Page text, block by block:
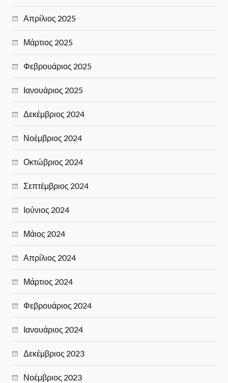
Απρίλιος 2025
Μάρτιος 2025
Φεβρουάριος 2025
Ιανουάριος 2025
Δεκέμβριος 2024
Νοέμβριος 2024
Οκτώβριος 2024
Σεπτέμβριος 2024
Ιούνιος 2024
Μάιος 2024
Απρίλιος 2024
Μάρτιος 2024
Φεβρουάριος 2024
Ιανουάριος 2024
Δεκέμβριος 2023
Νοέμβριος 2023